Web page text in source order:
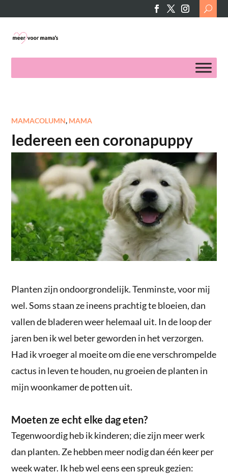
Search
for:
MAMACOLUMN, MAMA
Iedereen een coronapuppy
Planten zijn ondoorgrondelijk. Tenminste, voor mij
wel. Soms staan ze ineens prachtig te bloeien, dan
vallen de bladeren weer helemaal uit. In de loop der
jaren ben ik wel beter geworden in het verzorgen.
Had ik vroeger al moeite om die ene verschrompelde
cactus in leven te houden, nu groeien de planten in
mijn woonkamer de potten uit.
Moeten ze echt elke dag eten?
Tegenwoordig heb ik kinderen; die zijn meer werk
dan planten. Ze hebben meer nodig dan één keer per
week water. Ik heb wel eens een spreuk gezien: